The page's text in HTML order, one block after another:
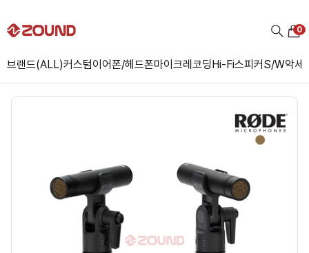
브랜드(ALL)커스텀이어폰/헤드폰마이크레코딩Hi-Fi스피커S/W악세
0